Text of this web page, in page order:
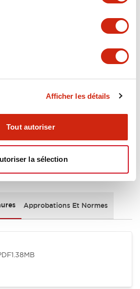
Afficher les détails
Tout autoriser
la sélection
Specifications
Approbations Et Normes
1.38MB